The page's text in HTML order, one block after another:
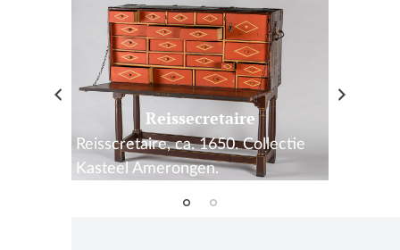
Reissecretaire
Reisscretaire, ca. 1650. Collectie
Kasteel Amerongen.